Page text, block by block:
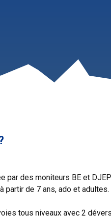
par des moniteurs BE et
partir de 7 ans, ado et adultes.
tous niveaux avec 2